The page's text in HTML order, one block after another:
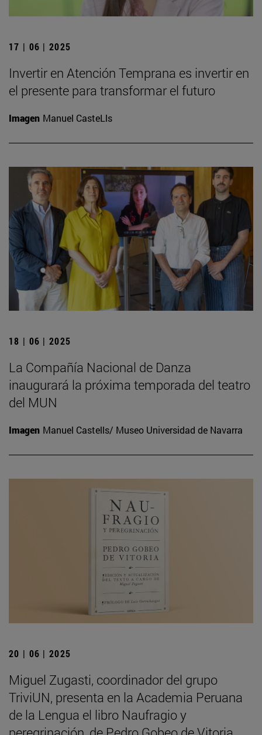
17 | 06 | 2025
Invertir en Atención Temprana es invertir en
el presente para transformar el futuro
Imagen Manuel CasteLls
18 | 06 | 2025
La Compañía Nacional de Danza
inaugurará la próxima temporada del teatro
del MUN
Imagen Manuel Castells/ Museo Universidad de Navarra
20 | 06 | 2025
Miguel Zugasti, coordinador del grupo
TriviUN, presenta en la Academia Peruana
de la Lengua el libro Naufragio y